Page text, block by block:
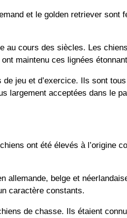
et le golden retriever
cours des siècles. Les
maintenu ces lignées
jeu et d’exercice. Ils sont
largement acceptées dans le
ont été élevés à l’origine
allemande, belge et
caractère constants.
de chasse. Ils étaient